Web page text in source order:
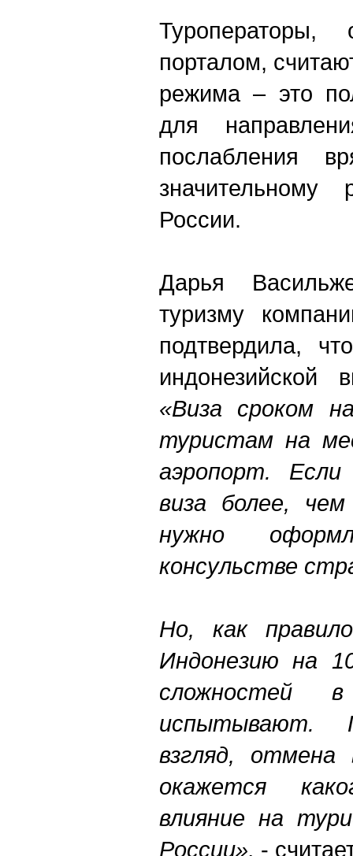
порталом,
режима – это
для
послабления
значительному
России.
Дарья
туризму
подтвердила,
индонезийской
«Виза сроком
туристам на
аэропорт.
виза более,
нужно
консульстве
Но, как
Индонезию на
испытывают.
взгляд, отмена
окажется
влияние на
России», -